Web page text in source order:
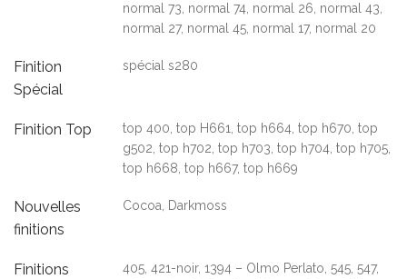
normal 73, normal 74, normal 26, normal 43,
normal 27, normal 45, normal 17, normal 20
Finition
Spécial
spécial s280
Finition Top
top 400, top H661, top h664, top h670, top
g502, top h702, top h703, top h704, top h705,
top h668, top h667, top h669
Nouvelles
finitions
Cocoa, Darkmoss
Finitions
405, 421-noir, 1394 – Olmo Perlato, 545, 547,